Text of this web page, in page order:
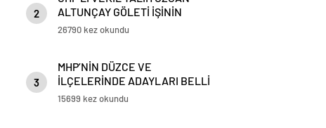
2
ALTUNÇAY GÖLETİ İŞİNİN
PEŞİNİ BIRAKMIYOR
26790 kez okundu
3
MHP’NİN DÜZCE VE
İLÇELERİNDE ADAYLARI BELLİ
OLDU
15699 kez okundu